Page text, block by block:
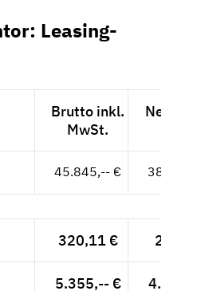
Leasing-
Brutto inkl.
MwSt.
Netto
45.845,-- €
320,11 €
5.355,-- €